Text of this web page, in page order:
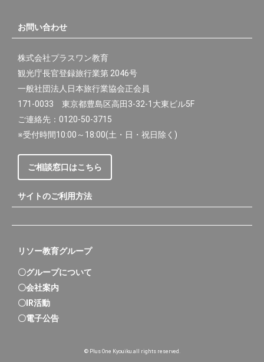
お問い合わせ
株式会社プラスワン教育
観光庁長官登録旅行業第 2046号
一般社団法人日本旅行業協会正会員
171-0033 東京都豊島区高田3-32-1大東ビル5F
ご連絡先：0120-50-3715
※受付時間10:00～18:00(土・日・祝日除く)
ご相談窓口はこちら
サイトのご利用方法
リソー教育グループ
〇グループについて
〇会社案内
〇IR活動
〇電子公告
© Plus One Kyouiku.all rights reserved.